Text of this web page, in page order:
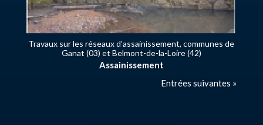
Travaux sur les réseaux d’assainissement, communes de
Ganat (03) et Belmont-de-la-Loire (42)
Assainissement
Entrées suivantes »